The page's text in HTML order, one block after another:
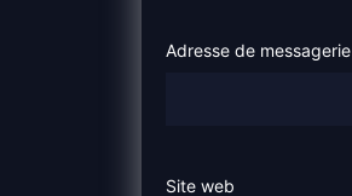
Adresse de messagerie
Site web